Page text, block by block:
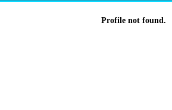
Profile not found.